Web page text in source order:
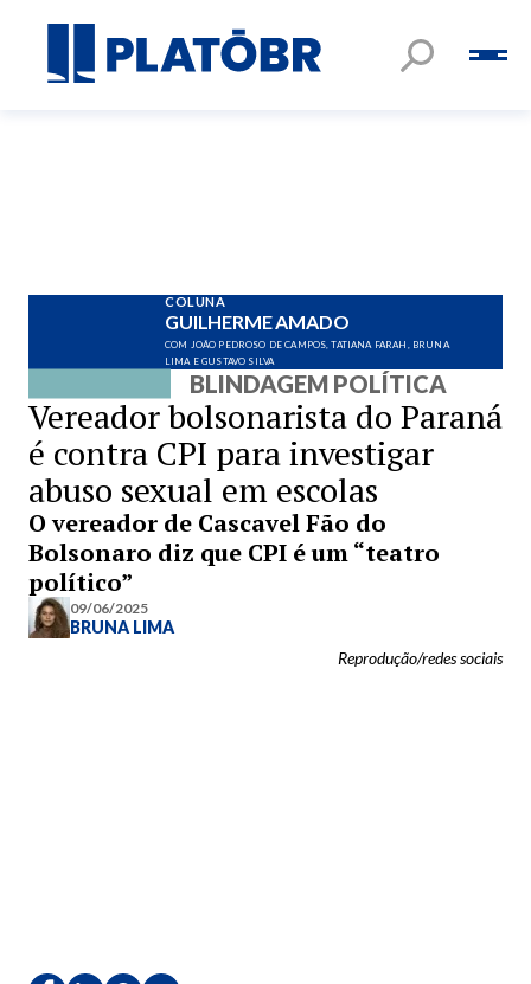
COLUNA
GUILHERME AMADO
COM JOÃO PEDROSO DE CAMPOS, TATIANA FARAH, BRUNA
LIMA E GUSTAVO SILVA
BLINDAGEM POLÍTICA
Vereador bolsonarista do Paraná
é contra CPI para investigar
abuso sexual em escolas
O vereador de Cascavel Fão do
Bolsonaro diz que CPI é um “teatro
político”
09/06/2025
BRUNA LIMA
Reprodução/redes sociais